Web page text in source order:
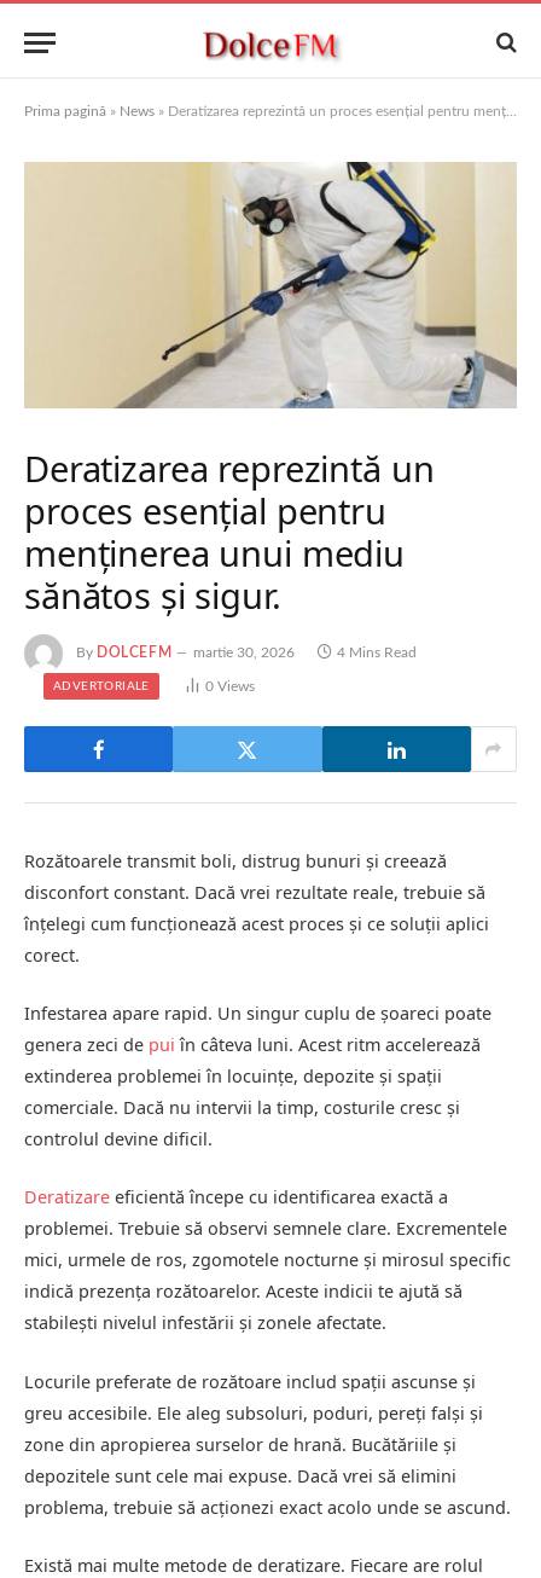
Prima pagină » News » Deratizarea reprezintă un proces esențial pentru menținerea unui mediu sănătos și sigur.
Deratizarea reprezintă un
proces esențial pentru
menținerea unui mediu
sănătos și sigur.
By DOLCEFM martie 30, 2026 4 Mins Read
ADVERTORIALE 0 Views
Rozătoarele transmit boli, distrug bunuri și creează
disconfort constant. Dacă vrei rezultate reale, trebuie să
înțelegi cum funcționează acest proces și ce soluții aplici
corect.
Infestarea apare rapid. Un singur cuplu de șoareci poate
genera zeci de pui în câteva luni. Acest ritm accelerează
extinderea problemei în locuințe, depozite și spații
comerciale. Dacă nu intervii la timp, costurile cresc și
controlul devine dificil.
Deratizare eficientă începe cu identificarea exactă a
problemei. Trebuie să observi semnele clare. Excrementele
mici, urmele de ros, zgomotele nocturne și mirosul specific
indică prezența rozătoarelor. Aceste indicii te ajută să
stabilești nivelul infestării și zonele afectate.
Locurile preferate de rozătoare includ spații ascunse și
greu accesibile. Ele aleg subsoluri, poduri, pereți falși și
zone din apropierea surselor de hrană. Bucătăriile și
depozitele sunt cele mai expuse. Dacă vrei să elimini
problema, trebuie să acționezi exact acolo unde se ascund.
Există mai multe metode de deratizare. Fiecare are rolul